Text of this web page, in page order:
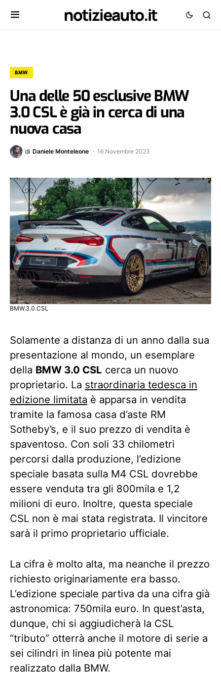
notizieauto.it
BMW
Una delle 50 esclusive BMW
3.0 CSL è già in cerca di una
nuova casa
di Daniele Monteleone 16 Novembre 2023
BMW.3.0.CSL
Solamente a distanza di un anno dalla sua
presentazione al mondo, un esemplare
della BMW 3.0 CSL cerca un nuovo
proprietario. La straordinaria tedesca in
edizione limitata è apparsa in vendita
tramite la famosa casa d’aste RM
Sotheby’s, e il suo prezzo di vendita è
spaventoso. Con soli 33 chilometri
percorsi dalla produzione, l’edizione
speciale basata sulla M4 CSL dovrebbe
essere venduta tra gli 800mila e 1,2
milioni di euro. Inoltre, questa speciale
CSL non è mai stata registrata. Il vincitore
sarà il primo proprietario ufficiale.
La cifra è molto alta, ma neanche il prezzo
richiesto originariamente era basso.
L’edizione speciale partiva da una cifra già
astronomica: 750mila euro. In quest’asta,
dunque, chi si aggiudicherà la CSL
“tributo” otterrà anche il motore di serie a
sei cilindri in linea più potente mai
realizzato dalla BMW.